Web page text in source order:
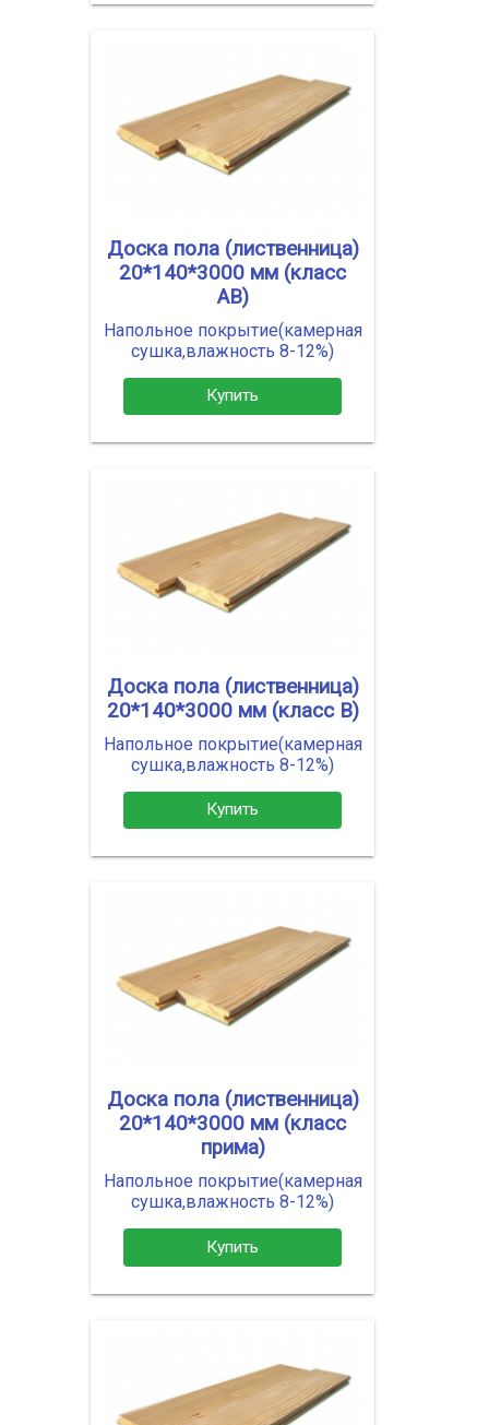
Доска пола (лиственница)
20*140*3000 мм (класс
АВ)
Напольное покрытие(камерная
сушка,влажность 8-12%)
Купить
Доска пола (лиственница)
20*140*3000 мм (класс В)
Напольное покрытие(камерная
сушка,влажность 8-12%)
Купить
Доска пола (лиственница)
20*140*3000 мм (класс
прима)
Напольное покрытие(камерная
сушка,влажность 8-12%)
Купить